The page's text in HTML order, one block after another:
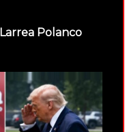
Polanco